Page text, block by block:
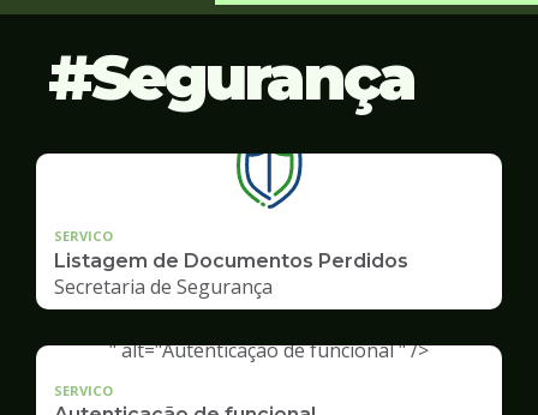
Segurança
SERVICO
Listagem de Documentos Perdidos
Secretaria de Segurança
" alt="Autenticação de funcional " />
SERVICO